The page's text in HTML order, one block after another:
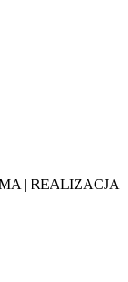
| REALIZACJA